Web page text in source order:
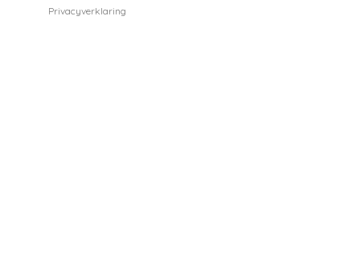
Privacyverklaring